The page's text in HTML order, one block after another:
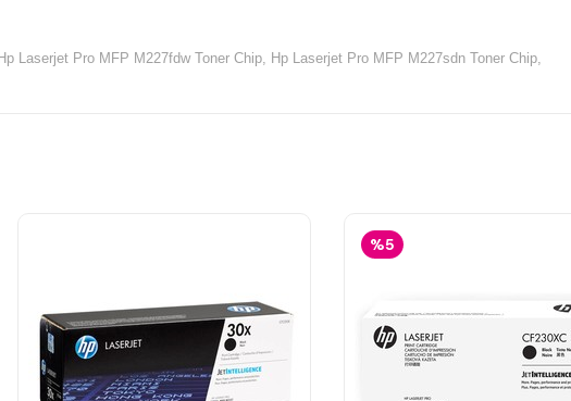
Hp Laserjet Pro MFP M227fdw Toner Chip, Hp Laserjet Pro MFP M227sdn Toner Chip,
%5